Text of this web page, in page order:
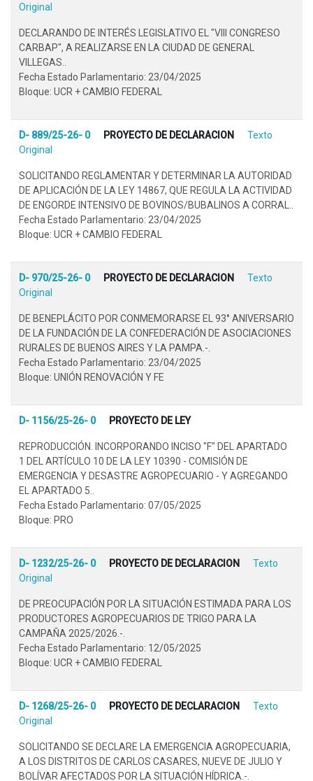
Original
DECLARANDO DE INTERÉS LEGISLATIVO EL "VIII CONGRESO
CARBAP", A REALIZARSE EN LA CIUDAD DE GENERAL
VILLEGAS..
Fecha Estado Parlamentario: 23/04/2025
Bloque: UCR + CAMBIO FEDERAL
D- 889/25-26- 0 PROYECTO DE DECLARACION
Texto
Original
SOLICITANDO REGLAMENTAR Y DETERMINAR LA AUTORIDAD
DE APLICACIÓN DE LA LEY 14867, QUE REGULA LA ACTIVIDAD
DE ENGORDE INTENSIVO DE BOVINOS/BUBALINOS A CORRAL..
Fecha Estado Parlamentario: 23/04/2025
Bloque: UCR + CAMBIO FEDERAL
D- 970/25-26- 0 PROYECTO DE DECLARACION
Texto
Original
DE BENEPLÁCITO POR CONMEMORARSE EL 93° ANIVERSARIO
DE LA FUNDACIÓN DE LA CONFEDERACIÓN DE ASOCIACIONES
RURALES DE BUENOS AIRES Y LA PAMPA.-.
Fecha Estado Parlamentario: 23/04/2025
Bloque: UNIÓN RENOVACIÓN Y FE
D- 1156/25-26- 0 PROYECTO DE LEY
REPRODUCCIÓN. INCORPORANDO INCISO "F" DEL APARTADO
1 DEL ARTÍCULO 10 DE LA LEY 10390 - COMISIÓN DE
EMERGENCIA Y DESASTRE AGROPECUARIO - Y AGREGANDO
EL APARTADO 5..
Fecha Estado Parlamentario: 07/05/2025
Bloque: PRO
D- 1232/25-26- 0 PROYECTO DE DECLARACION
Texto
Original
DE PREOCUPACIÓN POR LA SITUACIÓN ESTIMADA PARA LOS
PRODUCTORES AGROPECUARIOS DE TRIGO PARA LA
CAMPAÑA 2025/2026.-.
Fecha Estado Parlamentario: 12/05/2025
Bloque: UCR + CAMBIO FEDERAL
D- 1268/25-26- 0 PROYECTO DE DECLARACION
Texto
Original
SOLICITANDO SE DECLARE LA EMERGENCIA AGROPECUARIA,
A LOS DISTRITOS DE CARLOS CASARES, NUEVE DE JULIO Y
BOLÍVAR AFECTADOS POR LA SITUACIÓN HÍDRICA.-.